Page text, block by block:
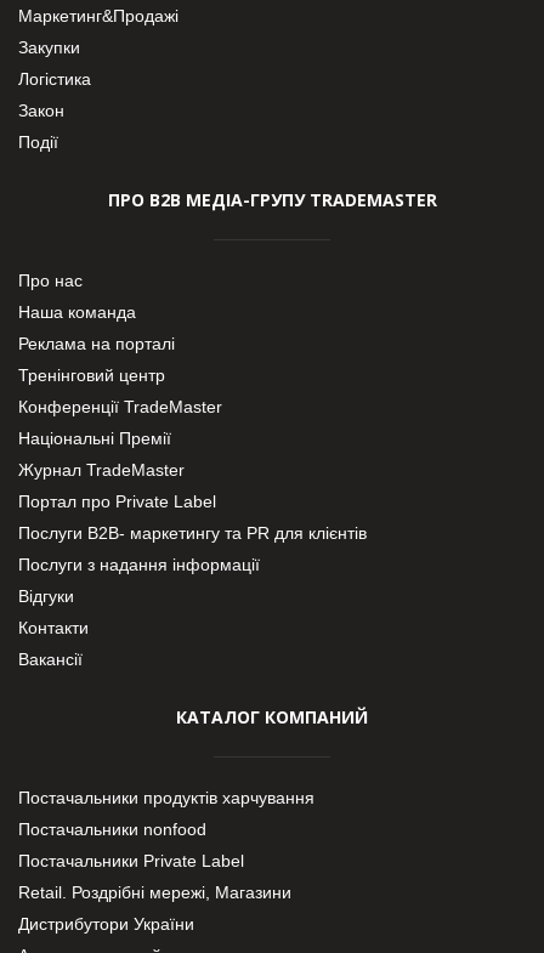
Маркетинг&Продажі
Закупки
Логістика
Закон
Події
ПРО В2В МЕДІА-ГРУПУ TRADEMASTER
Про нас
Наша команда
Реклама на порталі
Тренінговий центр
Конференції TradeMaster
Національні Премії
Журнал TradeMaster
Портал про Private Label
Послуги В2В- маркетингу та PR для клієнтів
Послуги з надання інформації
Відгуки
Контакти
Вакансії
КАТАЛОГ КОМПАНИЙ
Постачальники продуктів харчування
Постачальники nonfood
Постачальники Private Label
Retail. Роздрібні мережі, Магазини
Дистрибутори України